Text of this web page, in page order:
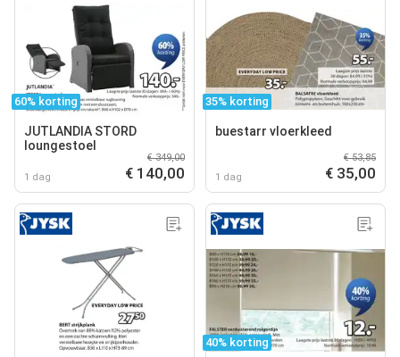
60% korting
JUTLANDIA STORD
loungestoel
1 dag
€ 349,00
€ 140,00
35% korting
buestarr vloerkleed
1 dag
€ 53,85
€ 35,00
40% korting